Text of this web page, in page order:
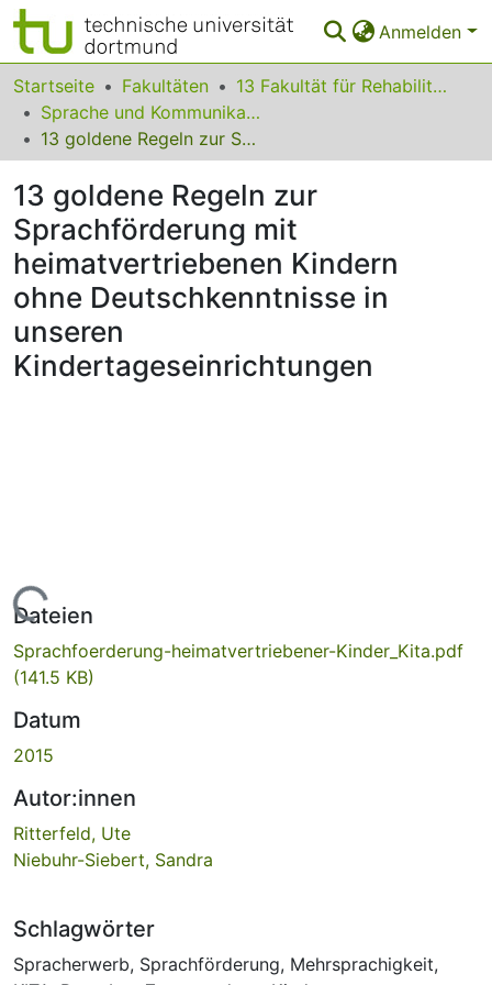
Anmelden
Bereiche & Sammlungen
Das gesamte Repositorium
FAQ
Leitlinien
Zurück zur Startseite
Startseite Fakultäten
13 Fakultät für Rehabilitationswissenschaften
Sprache und Kommunikation
13 goldene Regeln zur Sprachförderung mit heimatvertriebenen Kindern ohne Deutschkenntnisse in unseren Kindertageseinrichtungen
13 goldene Regeln zur
Sprachförderung mit
heimatvertriebenen Kindern
ohne Deutschkenntnisse in
unseren
Kindertageseinrichtungen
Lade...
Dateien
Sprachfoerderung-heimatvertriebener-Kinder_Kita.pdf
(141.5 KB)
Datum
2015
Autor:innen
Ritterfeld, Ute
Niebuhr-Siebert, Sandra
Schlagwörter
Spracherwerb, Sprachförderung, Mehrsprachigkeit,